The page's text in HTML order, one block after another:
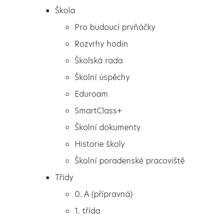
Pro budoucí prvňáčky
Rozvrhy hodin
Školská rada
Škola
Pro budoucí prvňáčky
Rozvrhy hodin
Školská rada
Školní úspěchy
Eduroam
SmartClass+
Školní dokumenty
Historie školy
Školní poradenské pracoviště
Třídy
0. A (přípravná)
1. třída
Třídnická hodina venku